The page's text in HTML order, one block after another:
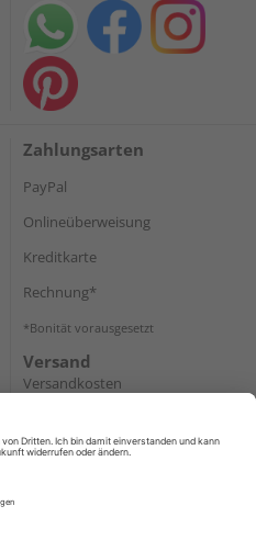
Zahlungsarten
PayPal
Onlineüberweisung
Kreditkarte
Rechnung*
*Bonität vorausgesetzt
Versand
Versandkosten